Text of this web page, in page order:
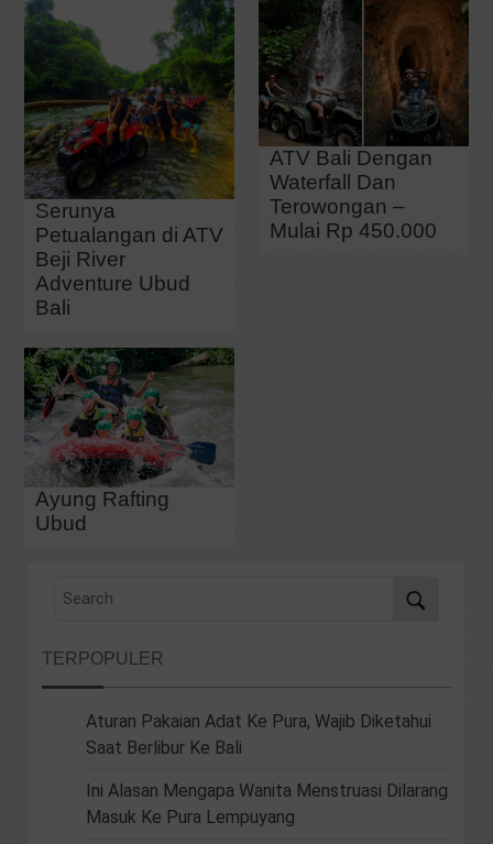
Serunya
Petualangan di ATV
Beji River
Adventure Ubud
Bali
ATV Bali Dengan
Waterfall Dan
Terowongan –
Mulai Rp 450.000
Ayung Rafting
Ubud
TERPOPULER
Aturan Pakaian Adat Ke Pura, Wajib Diketahui
Saat Berlibur Ke Bali
Ini Alasan Mengapa Wanita Menstruasi Dilarang
Masuk Ke Pura Lempuyang